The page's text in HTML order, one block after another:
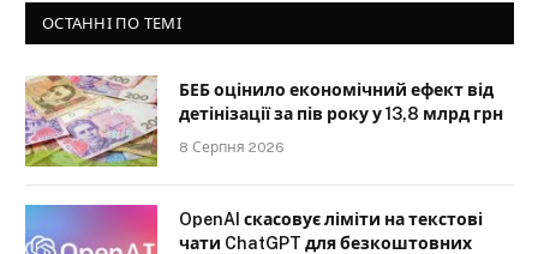
ОСТАННІ ПО ТЕМІ
БЕБ оцінило економічний ефект від
детінізації за пів року у 13,8 млрд грн
8 Серпня 2026
OpenAI скасовує ліміти на текстові
чати ChatGPT для безкоштовних